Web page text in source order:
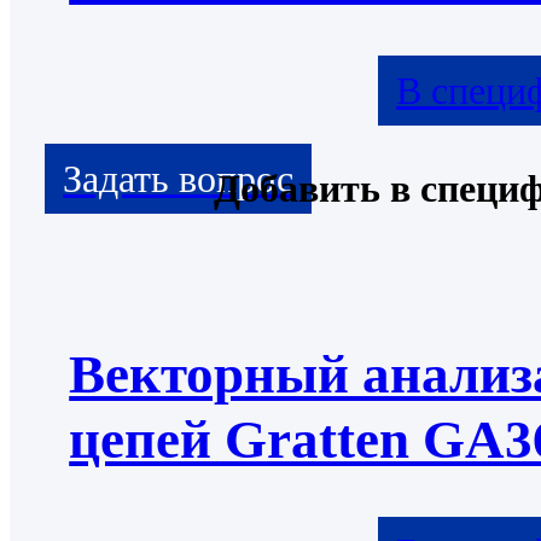
В
Векторный
цепей Gratten
Добавить в